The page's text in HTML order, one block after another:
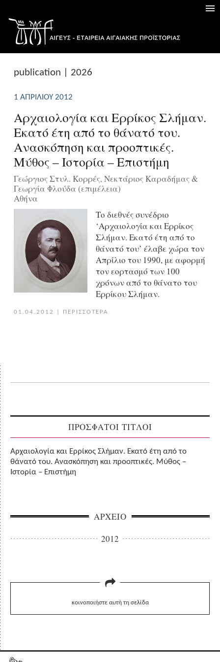
publication | 2026
1 ΑΠΡΙΛΊΟΥ 2012
Αρχαιολογία και Ερρίκος Σλήμαν.
Εκατό έτη από το θάνατό του.
Aνασκόπηση και προοπτικές.
Μύθος – Ιστορία – Επιστήμη
Γεώργιος Στυλ. Κορρές, Νεκτάριος Καραδήμας &
Γεωργία Φλούδα (επιμέλεια)
Αθήνα
Το διεθνές συνέδριο
‘Αρχαιολογία και Ερρίκος
Σλήμαν. Εκατό έτη από το
θάνατό του’ έλαβε χώρα τον
Απρίλιο του 1990, με αφορμή
τον εορτασμό των 100
χρόνων από το θάνατο του
Ερρίκου Σλήμαν.
01.04.2012 ΠΕΡΙΣΣΟΤΕΡΑ
ΠΡΟΣΦΑΤΟΙ ΤΙΤΛΟΙ
Αρχαιολογία και Ερρίκος Σλήμαν. Εκατό έτη από το
θάνατό του. Aνασκόπηση και προοπτικές. Μύθος –
Ιστορία – Επιστήμη
ΑΡΧΕΙΟ
2012
κοινοποιήστε αυτή τη σελίδα